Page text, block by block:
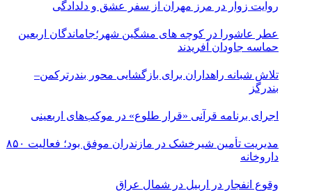
روایت زوار در مرز مهران از سفر عشق و دلدادگی
عطر عاشورا در کوچه های مشگین شهر؛جاماندگان اربعین
حماسه جاودان آفریدند
تلاش شبانه راهداران برای بازگشایی محور بندرترکمن–
بندرگز
اجرای برنامه قرآنی «قرار طلوع» در موکب‌های اربعینی
مدیریت تأمین شیرخشک در مازندران موفق بود؛ فعالیت ۸۵۰
داروخانه
وقوع انفجار در اربیل در شمال عراق